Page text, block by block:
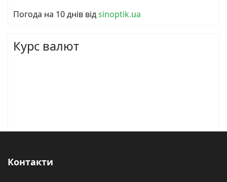
Погода на 10 днів відsinoptik.ua
Курс валют
Контакти